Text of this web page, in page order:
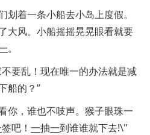
划着一条小船去小岛上度假。
大风。小船摇摇晃晃眼看就要
。
要乱！现在唯一的办法就是减
船的？”
你，谁也不吱声。猴子眼珠一
签吧！ 一抽一到谁谁就下去!\"